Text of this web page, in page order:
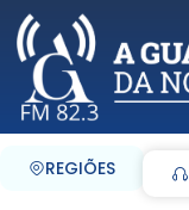
REGIÕES